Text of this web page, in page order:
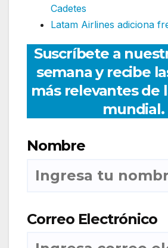
Cadetes
Latam Airlines adiciona
Suscríbete a
semana y recibe
más relevantes de
mundial.
Nombre
Correo Electrónico